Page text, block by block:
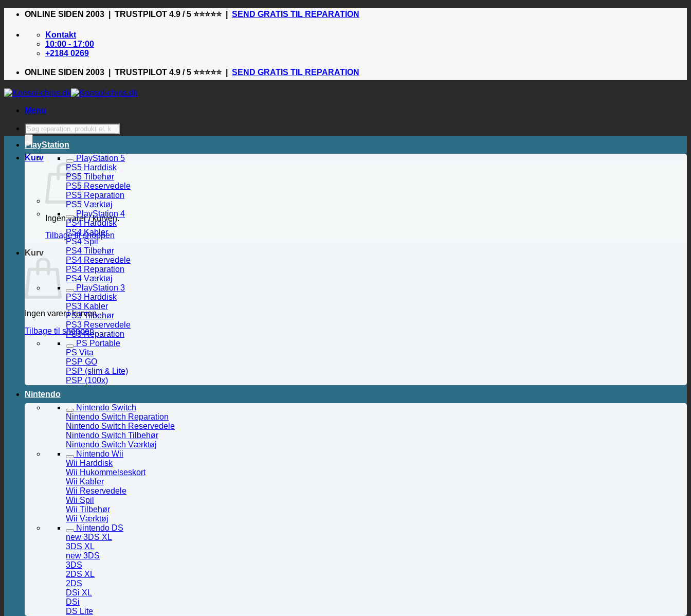
FortsætONLINE SIDEN 2003 | TRUSTPILOT 4.9 / 5 ⭐⭐⭐⭐⭐ | SEND GRATIS TIL REPARATION
Kontakt
10:00 - 17:00
+2184 0269
ONLINE SIDEN 2003 | TRUSTPILOT 4.9 / 5 ⭐⭐⭐⭐⭐ | SEND GRATIS TIL REPARATION
Menu
Products
search
Kurv
Ingen varer i kurven.
Tilbage til shoppen
Kurv
Ingen varer i kurven.
Tilbage til shoppen
PlayStation
PlayStation 5
PS5 Harddisk
PS5 Tilbehør
PS5 Reservedele
PS5 Reparation
PS5 Værktøj
PlayStation 4
PS4 Harddisk
PS4 Kabler
PS4 Spil
PS4 Tilbehør
PS4 Reservedele
PS4 Reparation
PS4 Værktøj
PlayStation 3
PS3 Harddisk
PS3 Kabler
PS3 Tilbehør
PS3 Reservedele
PS3 Reparation
PS Portable
PS Vita
PSP GO
PSP (slim & Lite)
PSP (100x)
Nintendo
Nintendo Switch
Nintendo Switch Reparation
Nintendo Switch Reservedele
Nintendo Switch Tilbehør
Nintendo Switch Værktøj
Nintendo Wii
Wii Harddisk
Wii Hukommelseskort
Wii Kabler
Wii Reservedele
Wii Spil
Wii Tilbehør
Wii Værktøj
Nintendo DS
new 3DS XL
3DS XL
new 3DS
3DS
2DS XL
2DS
DSi XL
DSi
DS Lite